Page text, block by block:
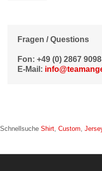
Fragen / Questions
Fon: +49 (0) 2867
E-Mail:
Schnellsuche Shirt Custom